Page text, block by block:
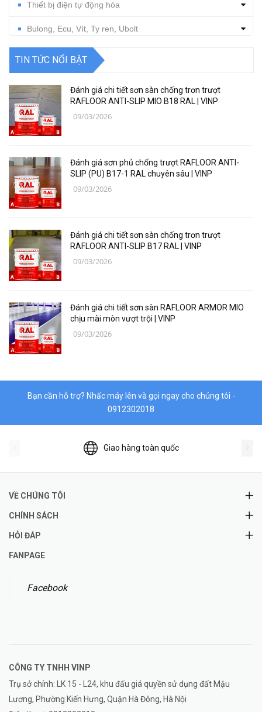
Thiết bị điện tự động hóa
Bulong, Ecu, Vít, Ty ren, Ubolt
Dụng cụ cắt gọt
Thiết bị, vật tư điện nước
Thiết bị, vật tư điện lạnh
Thiết bị bảo hộ lao động
Thiết bị đo Mitutoyo
Dụng Cụ Ngành Hàng Không
Thiết Bị Niika
Linh, Phụ Kiện Công Nghiệp Nặng
Hóa chất
TIN TỨC NỔI BẬT
Đánh giá chi tiết sơn sàn chống trơn trượt
RAFLOOR ANTI-SLIP MIO B18 RAL | VINP
09/03/2026
Đánh giá sơn phủ chống trượt RAFLOOR ANTI-
SLIP (PU) B17-1 RAL chuyên sâu | VINP
09/03/2026
Đánh giá chi tiết sơn sàn chống trơn trượt
RAFLOOR ANTI-SLIP B17 RAL | VINP
09/03/2026
Đánh giá chi tiết sơn sàn RAFLOOR ARMOR MIO
chịu mài mòn vượt trội | VINP
09/03/2026
Bạn cần hỗ trợ? Nhấc máy lên và gọi ngay cho chúng tôi -
0912302018
Giao hàng toàn quốc
VỀ CHÚNG TÔI
CHÍNH SÁCH
HỎI ĐÁP
FANPAGE
Facebook
CÔNG TY TNHH VINP
Trụ sở chính: LK 15 - L24, khu đấu giá quyền sử dụng đất Mậu
Lương, Phường Kiến Hưng, Quận Hà Đông, Hà Nội